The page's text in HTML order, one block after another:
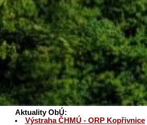
Aktuality ObÚ:
Výstraha ČHMÚ - ORP Kopřivnice